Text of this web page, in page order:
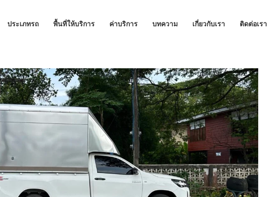
ประเภทรถ พื้นที่ให้บริการ ค่าบริการ บทความ เกี่ยวกับเรา ติดต่อเรา